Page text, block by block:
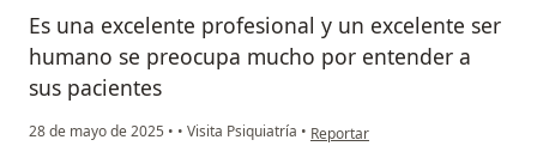
Es una excelente profesional y un excelente ser
humano se preocupa mucho por entender a
sus pacientes
28 de mayo de 2025 • • Visita Psiquiatría • en opinión del usuario Sara
Reportar